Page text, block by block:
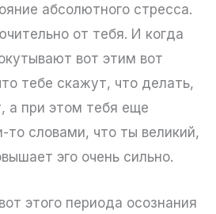
абсолютного стресса.
от тебя. И когда
вот этим вот
тебе скажут, что делать,
а при этом тебя еще
то словами, что ты великий,
эго очень сильно.
этого периода осознания